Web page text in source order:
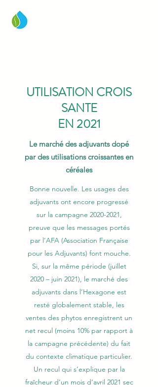
UTILISATION CROIS
SANTE
EN 2021
Le marché des adjuvants dopé
par des utilisations croissantes en
céréales
Bonne nouvelle. Les usages des
adjuvants ont encore progressé
sur la campagne 2020-2021,
preuve que les messages portés
par l’AFA (Association Française
pour les Adjuvants) font mouche.
Si, sur la même période (juillet
2020 – juin 2021), le marché des
adjuvants dans l’Hexagone est
resté globalement stable, les
ventes des phytos enregistrent un
net recul (moins 10% par rapport à
la campagne précédente) du fait
du contexte climatique particulier.
Un recul qui s’explique par la
fraîcheur d’un mois d’avril 2021 sec